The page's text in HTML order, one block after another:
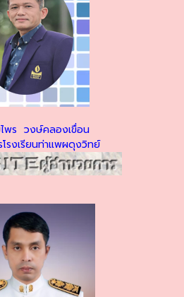
พร วงษ์คลองเขื่อน
รงเรียนท่าแพผดุงวิทย์